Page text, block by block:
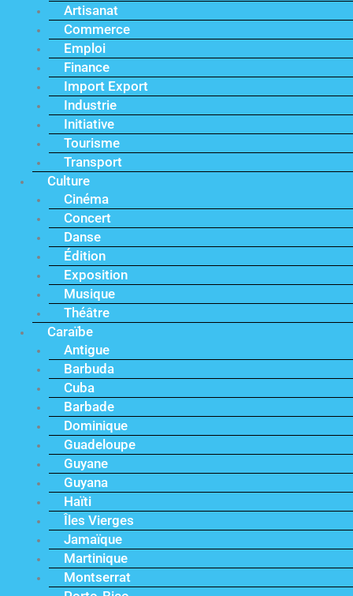
Artisanat
Commerce
Emploi
Finance
Import Export
Industrie
Initiative
Tourisme
Transport
Culture
Cinéma
Concert
Danse
Édition
Exposition
Musique
Théâtre
Caraïbe
Antigue
Barbuda
Cuba
Barbade
Dominique
Guadeloupe
Guyane
Guyana
Haïti
Îles Vierges
Jamaïque
Martinique
Montserrat